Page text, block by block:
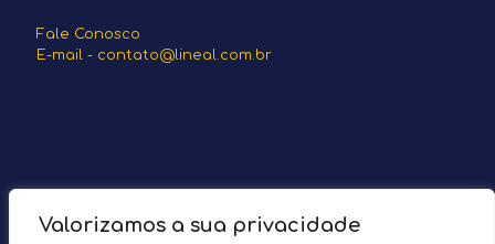
Valorizamos a sua privacidade
Fale Conosco
E-mail - contato@lineal.com.br